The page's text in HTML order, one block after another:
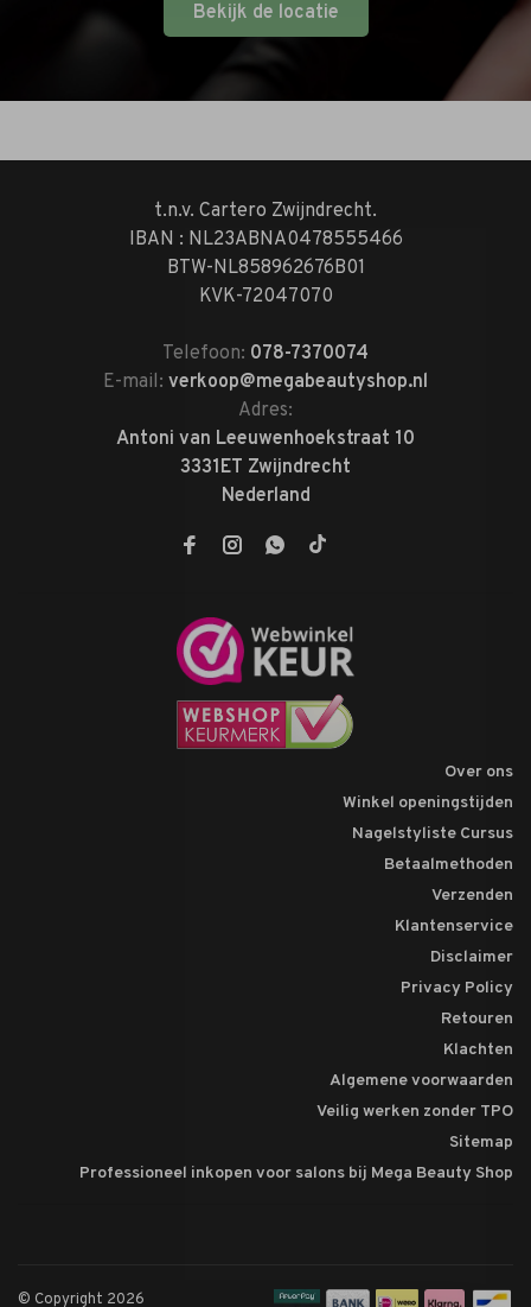
Bekijk de locatie
t.n.v. Cartero Zwijndrecht.
IBAN : NL23ABNA0478555466
BTW-NL858962676B01
KVK-72047070
Telefoon: 078-7370074
E-mail: verkoop@megabeautyshop.nl
Adres:
Antoni van Leeuwenhoekstraat 10
3331ET Zwijndrecht
Nederland
Over ons
Winkel openingstijden
Nagelstyliste Cursus
Betaalmethoden
Verzenden
Klantenservice
Disclaimer
Privacy Policy
Retouren
Klachten
Algemene voorwaarden
Veilig werken zonder TPO
Sitemap
Professioneel inkopen voor salons bij Mega Beauty Shop
© Copyright 2026